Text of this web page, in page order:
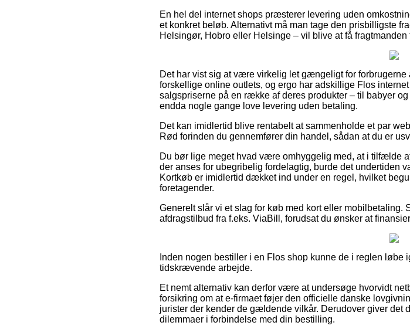
En hel del internet shops præsterer levering uden
et konkret beløb. Alternativt må man tage den prisbilligste
Helsingør, Hobro eller Helsinge – vil blive at få
Det har vist sig at være virkelig let gængeligt for
forskellige online outlets, og ergo har adskillige Flos
salgspriserne på en række af deres produkter – til babyer
endda nogle gange love levering uden betaling.
Det kan imidlertid blive rentabelt at sammenholde et par
Rød forinden du gennemfører din handel, sådan at du er
Du bør lige meget hvad være omhyggelig med, at i tilfælde
der anses for ubegribelig fordelagtig, burde det undertiden
Kortkøb er imidlertid dækket ind under en regel, hvilket
foretagender.
Generelt slår vi et slag for køb med kort eller mobilbetaling.
afdragstilbud fra f.eks. ViaBill, forudsat du ønsker at
Inden nogen bestiller i en Flos shop kunne de i reglen løbe
tidskrævende arbejde.
Et nemt alternativ kan derfor være at undersøge hvorvidt
forsikring om at e-firmaet føjer den officielle danske
jurister der kender de gældende vilkår. Derudover giver det
dilemmaer i forbindelse med din bestilling.